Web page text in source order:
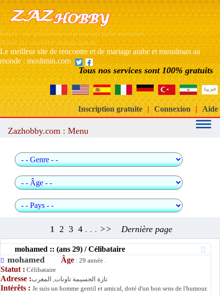
France : site gratuit rencontre mariage arabe musulman
Maroc site rencontre mariage gratuit
Le meilleur site de rencontre et de mariage arabe et musulman au
monde : moslimin.com
Tous nos services sont 100% gratuits
Inscription gratuite | Connexion | Aide
Zazhobby.com : Menu
1 2 3 4 . . . >> Dernière page
mohamed :: (ans 29) / Célibataire
mohamed Âge : 29 année .
Statut : Célibataire
Adresse :تازة الحسيمة تاونات, المغرب
Intérêts : Je suis un homme gentil et amical, doté d'un bon sens de l'humour.